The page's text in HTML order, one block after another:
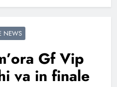
NEWS
Gf Vip
va in finale